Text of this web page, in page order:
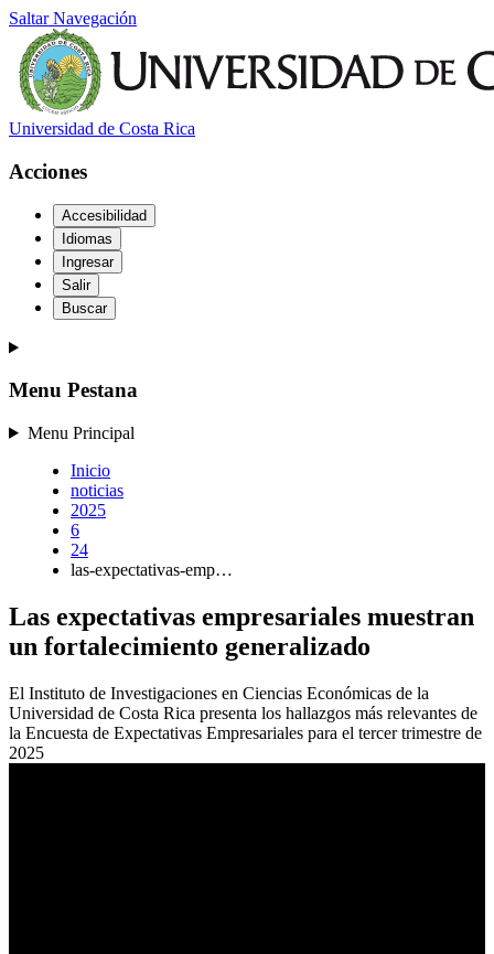
Saltar Navegación
Universidad de Costa Rica
Acciones
Accesibilidad
Idiomas
Ingresar
Salir
Buscar
Menu Pestana
Menu Principal
Inicio
noticias
2025
6
24
las-expectativas-emp…
Las expectativas empresariales muestran
un fortalecimiento generalizado
El Instituto de Investigaciones en Ciencias Económicas de la
Universidad de Costa Rica presenta los hallazgos más relevantes de
la Encuesta de Expectativas Empresariales para el tercer trimestre de
2025